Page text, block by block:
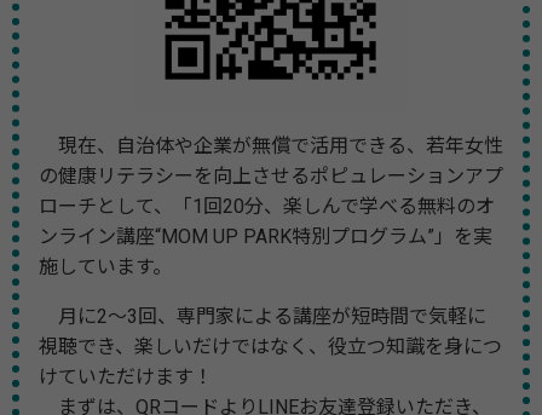
現在、自治体や企業が無償で活用できる、若年女性
の健康リテラシーを向上させるポピュレーションアプ
ローチとして、「1回20分、楽しんで学べる無料のオ
ンライン講座“MOM UP PARK特別プログラム”」を実
施しています。
月に2～3回、専門家による講座が短時間で気軽に
視聴でき、楽しいだけではなく、役立つ知識を身につ
けていただけます！
まずは、QRコードよりLINEお友達登録いただき、